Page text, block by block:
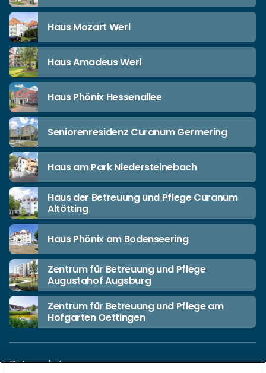
Haus Mozart Werl
Haus Amadeus Werl
Haus Phönix Hessenallee
Seniorenresidenz Curanum Germering
Haus am Park Niedersteinebach
Haus der Betreuung und Pflege Curanum
Altötting
Haus Phönix am Bodenseering
Zentrum für Betreuung und Pflege
Augustahof Augsburg
Zentrum für Betreuung und Pflege am
Hofgarten Oettingen
Datenschutz